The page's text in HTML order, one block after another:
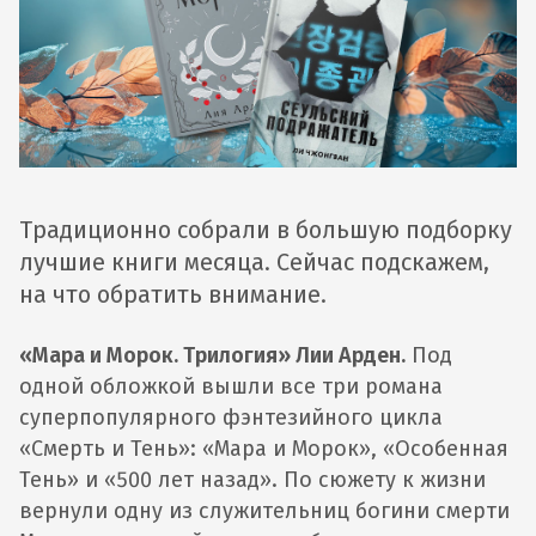
Традиционно собрали в большую подборку
лучшие книги месяца. Сейчас подскажем,
на что обратить внимание.
«Мара и Морок. Трилогия» Лии Арден. Под
одной обложкой вышли все три романа
суперпопулярного фэнтезийного цикла
«Смерть и Тень»: «Мара и Морок», «Особенная
Тень» и «500 лет назад». По сюжету к жизни
вернули одну из служительниц богини смерти